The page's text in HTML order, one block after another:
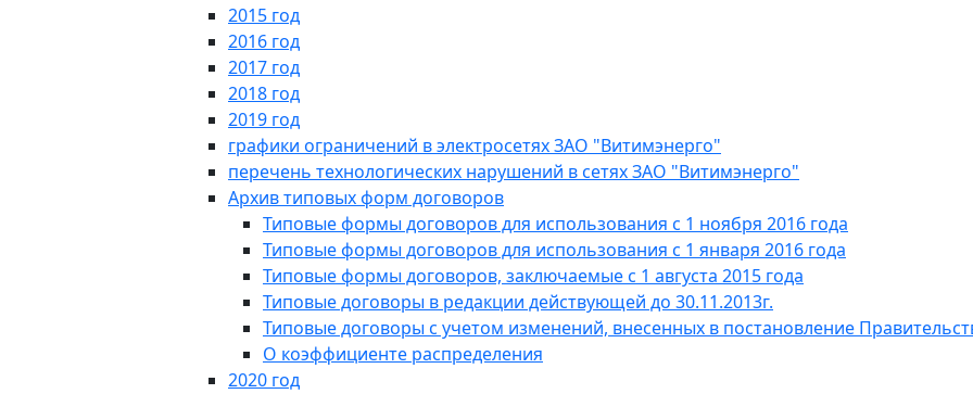
2015 год
2016 год
2017 год
2018 год
2019 год
графики ограничений в электросетях ЗАО "Витимэнерго"
перечень технологических нарушений в сетях ЗАО "Витимэнерго"
Архив типовых форм договоров
Типовые формы договоров для использования с 1 ноября 2016 года
Типовые формы договоров для использования с 1 января 2016 года
Типовые формы договоров, заключаемые с 1 августа 2015 года
Типовые договоры в редакции действующей до 30.11.2013г.
Типовые договоры с учетом изменений, внесенных в постановление
О коэффициенте распределения
2020 год